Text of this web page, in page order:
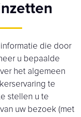
die door
u bepaalde
het algemeen
te
stellen u te
uw bezoek (met